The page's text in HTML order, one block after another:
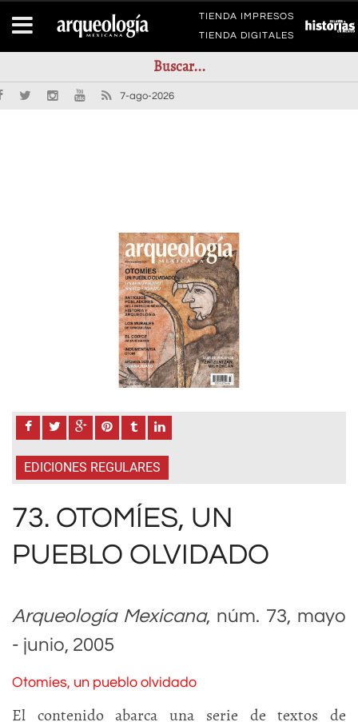
TIENDA IMPRESOS
TIENDA DIGITALES
7-ago-2026
EDICIONES REGULARES
73. OTOMÍES, UN
PUEBLO OLVIDADO
Arqueología Mexicana, núm. 73, mayo
- junio, 2005
Otomíes, un pueblo olvidado
El contenido abarca una serie de textos de